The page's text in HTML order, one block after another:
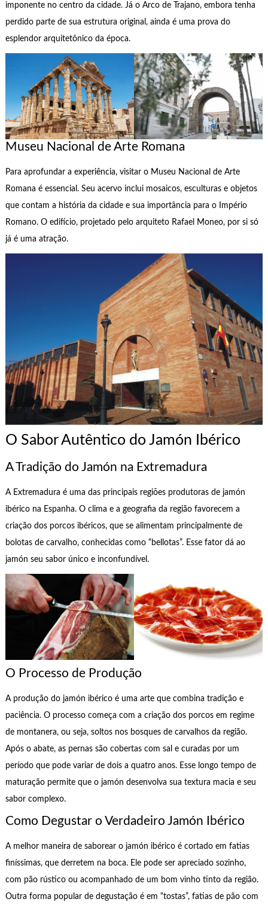
imponente no centro da cidade. Já o Arco de Trajano, embora tenha
perdido parte de sua estrutura original, ainda é uma prova do
esplendor arquitetônico da época.
Museu Nacional de Arte Romana
Para aprofundar a experiência, visitar o Museu Nacional de Arte
Romana é essencial. Seu acervo inclui mosaicos, esculturas e objetos
que contam a história da cidade e sua importância para o Império
Romano. O edifício, projetado pelo arquiteto Rafael Moneo, por si só
já é uma atração.
O Sabor Autêntico do Jamón Ibérico
A Tradição do Jamón na Extremadura
A Extremadura é uma das principais regiões produtoras de jamón
ibérico na Espanha. O clima e a geografia da região favorecem a
criação dos porcos ibéricos, que se alimentam principalmente de
bolotas de carvalho, conhecidas como “bellotas”. Esse fator dá ao
jamón seu sabor único e inconfundível.
O Processo de Produção
A produção do jamón ibérico é uma arte que combina tradição e
paciência. O processo começa com a criação dos porcos em regime
de montanera, ou seja, soltos nos bosques de carvalhos da região.
Após o abate, as pernas são cobertas com sal e curadas por um
período que pode variar de dois a quatro anos. Esse longo tempo de
maturação permite que o jamón desenvolva sua textura macia e seu
sabor complexo.
Como Degustar o Verdadeiro Jamón Ibérico
A melhor maneira de saborear o jamón ibérico é cortado em fatias
finíssimas, que derretem na boca. Ele pode ser apreciado sozinho,
com pão rústico ou acompanhado de um bom vinho tinto da região.
Outra forma popular de degustação é em “tostas”, fatias de pão com